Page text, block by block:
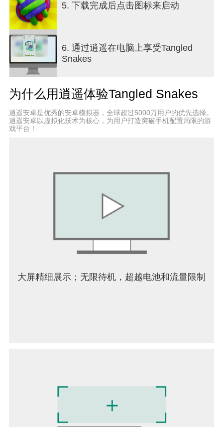
5. 下载完成后点击图标来启动
6. 通过逍遥在电脑上享受Tangled
Snakes
为什么用逍遥体验Tangled Snakes
逍遥安卓是优秀的安卓模拟器，全球超过5000万用户的优先选择。
逍遥安卓以虚拟化技术为核心，为用户打造突破手机配置局限的游
戏平台！
大屏精细展示；无限待机，超越电池和流量限制